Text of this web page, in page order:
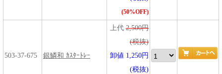
(50%OFF)
503-37-675 銀鱗和 ｶｽﾀｰﾄﾚｰ
上代 2,500円
(税抜)
卸値 1,250円
(税抜)